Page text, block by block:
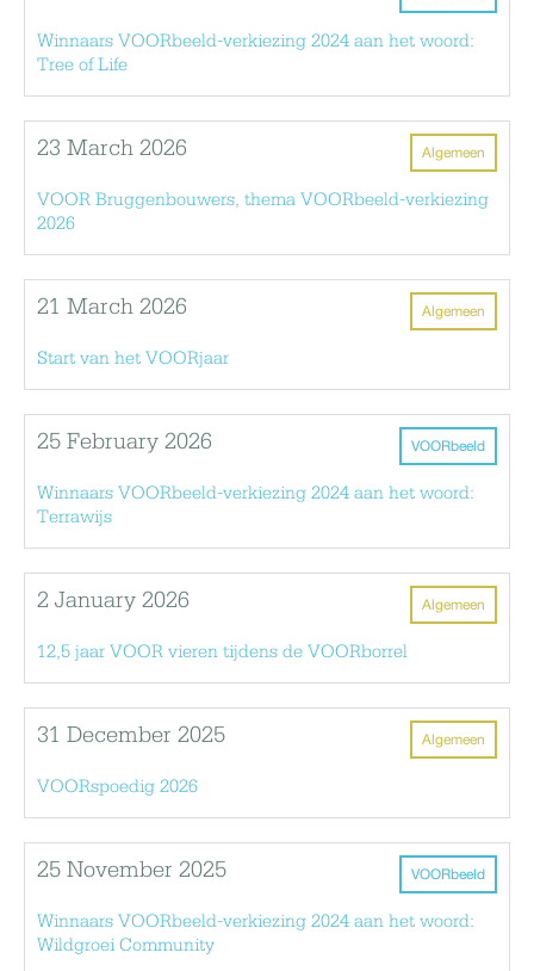
Winnaars VOORbeeld-verkiezing 2024 aan het woord:
Tree of Life
Algemeen
23 March 2026
VOOR Bruggenbouwers, thema VOORbeeld-verkiezing
2026
Algemeen
21 March 2026
Start van het VOORjaar
VOORbeeld
25 February 2026
Winnaars VOORbeeld-verkiezing 2024 aan het woord:
Terrawijs
Algemeen
2 January 2026
12,5 jaar VOOR vieren tijdens de VOORborrel
Algemeen
31 December 2025
VOORspoedig 2026
VOORbeeld
25 November 2025
Winnaars VOORbeeld-verkiezing 2024 aan het woord:
Wildgroei Community